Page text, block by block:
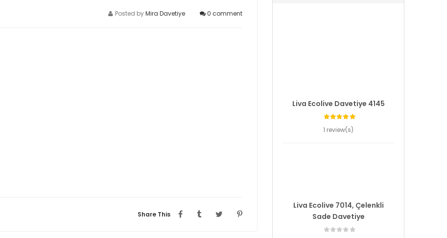
0 comment
Posted byMira Davetiye
Share This
Liva Ecolive Davetiye 4145
1 review(s)
Liva Ecolive 7014, Çelenkli
Sade Davetiye